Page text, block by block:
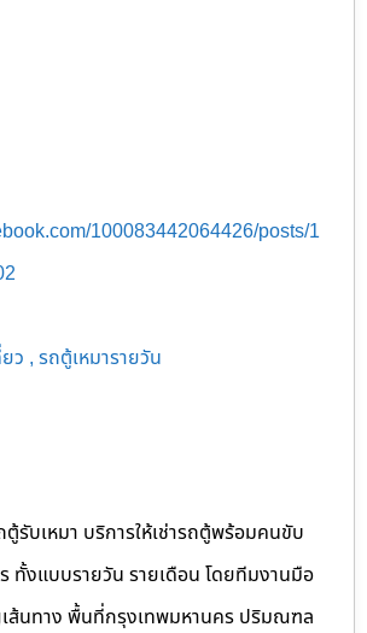
100083442064426/posts/1
, รถตู้เหมารายวัน
ตู้รับเหมา บริการให้เช่ารถตู้พร้อมคนขับ
ทั้งแบบรายวัน รายเดือน โดยทีมงานมือ
ส้นทาง พื้นที่กรุงเทพมหานคร ปริมณฑล